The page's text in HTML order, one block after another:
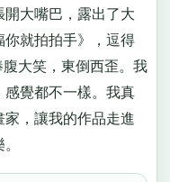
大嘴巴，露出了大
就拍拍手》，逗得
腹大笑，東倒西歪。我
感覺都不一樣。我真
，讓我的作品走進